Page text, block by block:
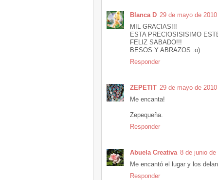
Blanca D 29 de mayo de
MIL GRACIAS!!!
ESTA PRECIOSISISIMO
FELIZ SABADO!!!
BESOS Y ABRAZOS :o)
Responder
ZEPETIT 29 de mayo de
Me encanta!
Zepequeña.
Responder
Abuela Creativa 8 de junio
Me encantó el lugar y los
Responder